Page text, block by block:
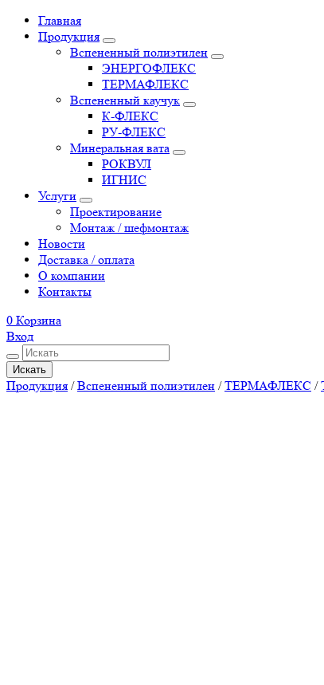
Главная
Продукция
Вспененный полиэтилен
ЭНЕРГОФЛЕКС
ТЕРМАФЛЕКС
Вспененный каучук
К-ФЛЕКС
РУ-ФЛЕКС
Минеральная вата
РОКВУЛ
ИГНИС
Услуги
Проектирование
Монтаж / шефмонтаж
Новости
Доставка / оплата
О компании
Контакты
0 Корзина
Вход
Искать
Продукция /Вспененный полиэтилен /ТЕРМАФЛЕКС /